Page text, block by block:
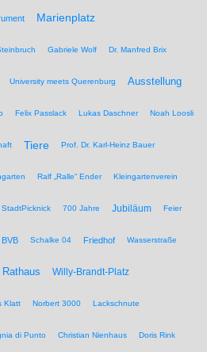
Marienplatz
Gabriele Wolf Dr. Manfred Brix
University meets Querenburg Ausstellung
Felix Passlack Lukas Daschner Noah Loosli
Tiere Prof. Dr. Karl-Heinz Bauer
Ralf „Ralle“ Ender Kleingartenverein
StadtPicknick 700 Jahre Jubiläum Feier
BVB Schalke 04 Friedhof Wasserstraße
Rathaus Willy-Brandt-Platz
Klatt Norbert 3000 Lackschnute
di Punto Christian Nienhaus Doris Rink